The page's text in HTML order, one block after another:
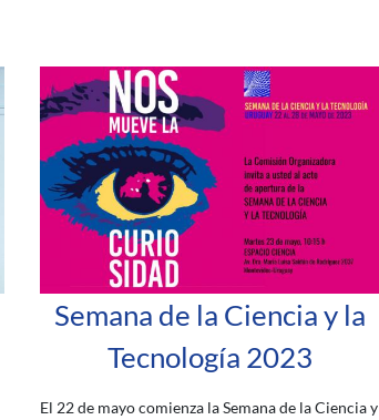
Semana de la Ciencia y la
Tecnología 2023
El 22 de mayo comienza la Semana de la Ciencia y